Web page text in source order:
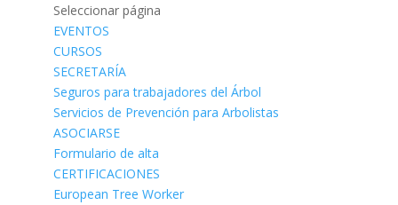
Seleccionar página
EVENTOS
CURSOS
SECRETARÍA
Seguros para trabajadores del Árbol
Servicios de Prevención para Arbolistas
ASOCIARSE
Formulario de alta
CERTIFICACIONES
European Tree Worker